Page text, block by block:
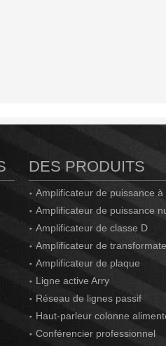
DES PRODUITS
Amplificateur de puissance à
Amplificateur de puissance
Amplificateur de classe D
Amplificateur de
Amplificateur de plaque
Ligne active Arry
Réseau de lignes passif
Haut-parleur colonne
Conférencier professionnel